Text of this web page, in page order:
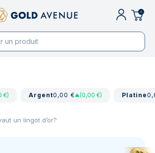
0
€) Argent0,00 € (0,00 €) Platine
un lingot d’or?